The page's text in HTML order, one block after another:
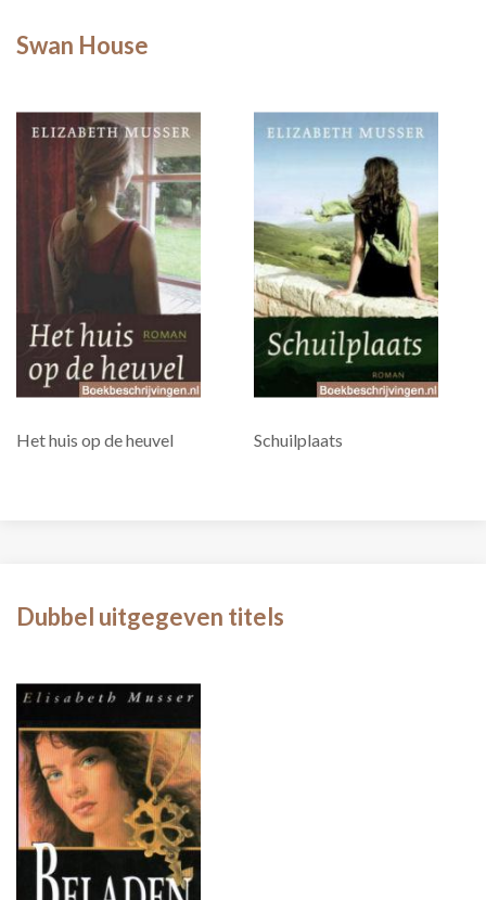
Swan House
Het huis op de heuvel Schuilplaats
Dubbel uitgegeven titels